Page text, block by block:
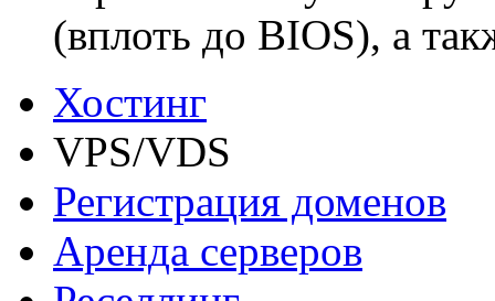
(вплоть до BIOS), а
Хостинг
VPS/VDS
Регистрация доменов
Аренда серверов